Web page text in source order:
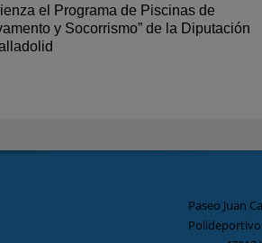
el Programa de Piscinas de
y Socorrismo” de la Diputación
Paseo Juan